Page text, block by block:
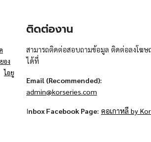
อง
ไอยู
ติดต่องาน
สามารถติดต่อสอบถามข้อมูล ติดต่อลงโฆษ
ได้ที่
Email (Recommended):
admin@korseries.com
Inbox Facebook Page: คอเกาหลี by